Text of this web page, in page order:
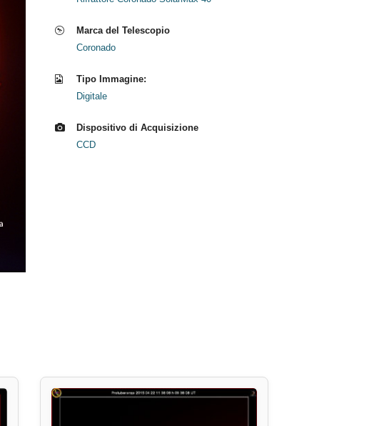
Marca del Telescopio
Coronado
Tipo Immagine:
Digitale
Dispositivo di Acquisizione
CCD